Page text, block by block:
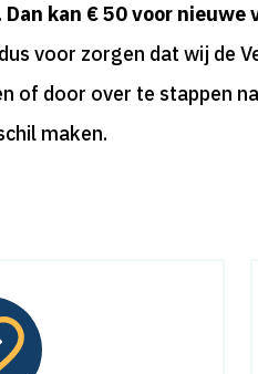
Dan kan € 50 voor
voor zorgen dat wij de
of door over te stappen
maken.